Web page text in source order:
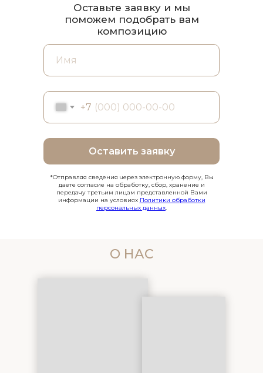
+7
Оставить заявку
Оставьте заявку и мы
поможем подобрать вам
композицию
*Отправляя сведения через электронную форму, Вы
даете согласие на обработку, сбор, хранение и
передачу третьим лицам представленной Вами
информации на условиях Политики обработки
персональных данных.
О НАС